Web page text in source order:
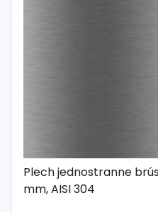
Plech jednostranne
mm, AISI 304